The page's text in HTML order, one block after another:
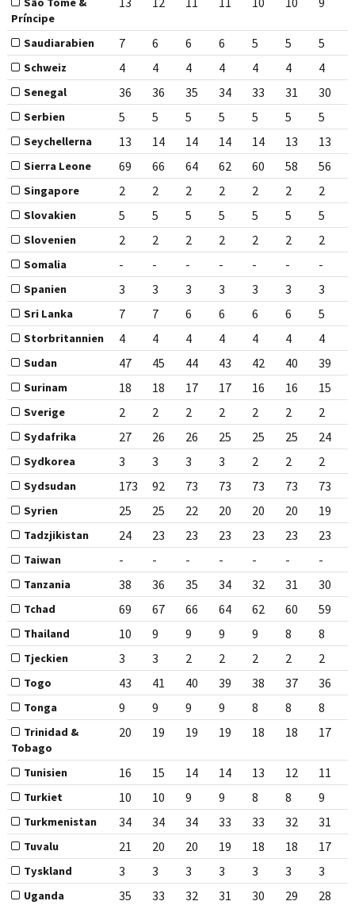
Príncipe
Saudiarabien 7 6 6 6 5 5 5
Schweiz 4 4 4 4 4 4 4
Senegal 36 36 35 34 33 31 30
Serbien 5 5 5 5 5 5 5
Seychellerna 13 14 14 14 14 13 13
Sierra Leone 69 66 64 62 60 58 56
Singapore 2 2 2 2 2 2 2
Slovakien 5 5 5 5 5 5 5
Slovenien 2 2 2 2 2 2 2
Somalia - - - - - - -
Spanien 3 3 3 3 3 3 3
Sri Lanka 7 7 6 6 6 6 5
Storbritannien 4 4 4 4 4 4 4
Sudan 47 45 44 43 42 40 39
Surinam 18 18 17 17 16 16 15
Sverige 2 2 2 2 2 2 2
Sydafrika 27 26 26 25 25 25 24
Sydkorea 3 3 3 3 2 2 2
Sydsudan 173 92 73 73 73 73 73
Syrien 25 25 22 20 20 20 19
Tadzjikistan 24 23 23 23 23 23 23
Taiwan - - - - - - -
Tanzania 38 36 35 34 32 31 30
Tchad 69 67 66 64 62 60 59
Thailand 10 9 9 9 9 8 8
Tjeckien 3 3 2 2 2 2 2
Togo 43 41 40 39 38 37 36
Tonga 9 9 9 9 8 8 8
Trinidad &
Tobago
20 19 19 19 18 18 17
Tunisien 16 15 14 14 13 12 11
Turkiet 10 10 9 9 8 8 9
Turkmenistan 34 34 34 33 33 32 31
Tuvalu 21 20 20 19 18 18 17
Tyskland 3 3 3 3 3 3 3
Uganda 35 33 32 31 30 29 28